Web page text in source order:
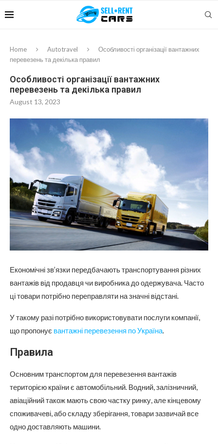
Home Autotravel
Особливості організації вантажних
перевезень та декілька правил
Особливості організації вантажних
перевезень та декілька правил
August 13, 2023
Економічні зв’язки передбачають транспортування різних
вантажів від продавця чи виробника до одержувача. Часто
ці товари потрібно переправляти на значні відстані.
У такому разі потрібно використовувати послуги компанії,
що пропонує вантажні перевезення по Україна.
Правила
Основним транспортом для перевезення вантажів
територією країни є автомобільний. Водний, залізничний,
авіаційний також мають свою частку ринку, але кінцевому
споживачеві, або складу зберігання, товари зазвичай все
одно доставляють машини.